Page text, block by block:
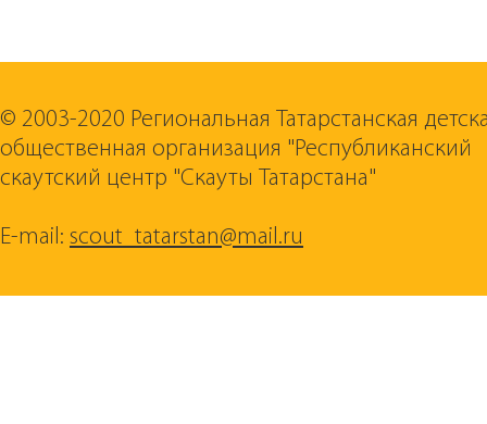
© 2003-2020 Региональная Татарстанская
общественная организация "Республиканский
скаутский центр "Скауты Татарстана"
E-mail: scout_tatarstan@mail.ru